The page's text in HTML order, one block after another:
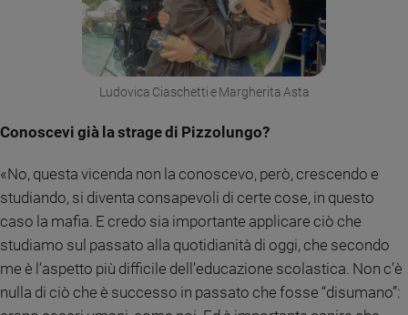
Registrati
Redazione
Social
Ludovica Ciaschetti e Margherita Asta
Conoscevi già la strage di Pizzolungo?
«No, questa vicenda non la conoscevo, però, crescendo e
studiando, si diventa consapevoli di certe cose, in questo
caso la mafia. E credo sia importante applicare ciò che
studiamo sul passato alla quotidianità di oggi, che secondo
me è l’aspetto più difficile dell’educazione scolastica. Non c’è
nulla di ciò che è successo in passato che fosse “disumano”: